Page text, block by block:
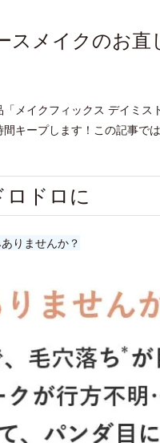
スメイクのお直
メイクフィックス デイミス
キープします！この記事で
ドロに
りませんか？